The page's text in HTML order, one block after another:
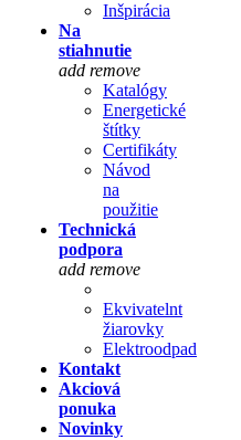
Inšpirácia
Na
stiahnutie
add remove
Katalógy
Energetické
štítky
Certifikáty
Návod
na
použitie
Technická
podpora
add remove
Ekvivatelnt
žiarovky
Elektroodpad
Kontakt
Akciová
ponuka
Novinky